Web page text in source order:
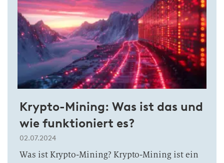
Krypto-Mining: Was ist das und
wie funktioniert es?
02.07.2024
Was ist Krypto-Mining? Krypto-Mining ist ein